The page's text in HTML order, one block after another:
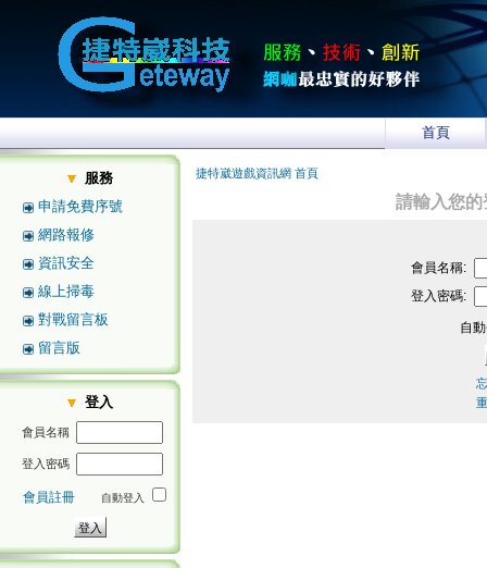
首頁
服務
申請免費序號
網路報修
資訊安全
線上掃毒
對戰留言板
留言版
登入
會員名稱
登入密碼
會員註冊 自動登入
捷特崴遊戲資訊網 首頁
請輸入您
會員名稱:
登入密碼:
自